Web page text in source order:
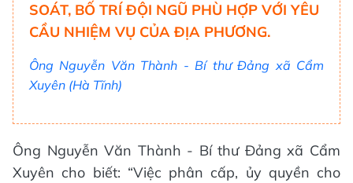
SOÁT, BỐ TRÍ ĐỘI NGŨ PHÙ HỢP VỚI YÊU
CẦU NHIỆM VỤ CỦA ĐỊA PHƯƠNG.
Ông Nguyễn Văn Thành - Bí thư Đảng xã Cẩm
Xuyên (Hà Tĩnh)
Ông Nguyễn Văn Thành - Bí thư Đảng xã Cẩm
Xuyên cho biết: “Việc phân cấp, ủy quyền cho